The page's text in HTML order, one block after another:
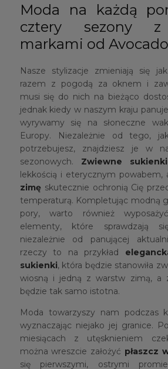
Moda na każdą
cztery sezony z
markami od
Nasze stylizacje zmieniają się
razem z pogodą za oknem i
musi się do nich na bieżąco
jednak kiedy w naszym kraju
wyrywamy się na słoneczne
Europy. Niezależnie od tego,
potrzebujesz, znajdziesz je w
sezonowych. Zwiewne
lekkością i eterycznym powabem,
zimęskutecznie ochronią Cię
temperaturą. Kompletując modną
pory, warto również
elementy, które sprawdzają
niezależnie od panującej
rzeczy to na przykład
sukienki, która będzie stanowiła
wiosną i jedną z warstw zimą, a
będzie tak samo istotna.
Moda towarzyszy nam podczas
wyznaczając niejako jej granice.
miesiącach z utęsknieniem
można wreszcie założyć płaszcz
się pierwszymi, ostrymi